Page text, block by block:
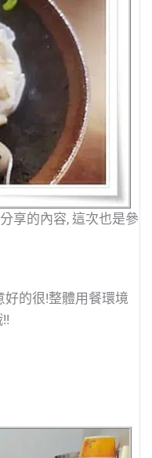
享的內容, 這次也是參
好的很!整體用餐環境